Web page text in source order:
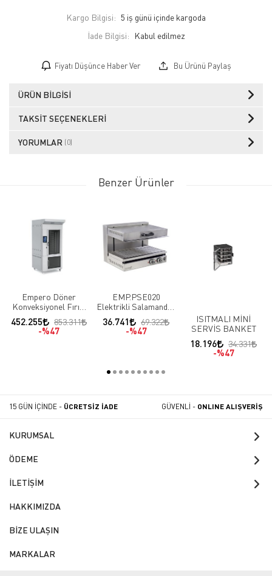
Kargo Bilgisi: 5 iş günü içinde kargoda
İade Bilgisi:
Fiyatı Düşünce Haber Ver Bu Ürünü Paylaş
ÜRÜN BILGISI
TAKSIT SEÇENEKLERI
YORUMLAR (0)
Benzer Ürünler
Empero Döner
Konveksiyonel Fırın,
99x96x224 cm,
Elektrikli
452.255
853.311
%47
EMP.PSE020
Elektrikli Salamander
Izgara
36.741
69.322
%47
ISITMALI MİNİ
SERVİS BANKET
18.196
34.331
%47
15 GÜN İÇİNDE - ÜCRETSİZ İADE GÜVENLİ - ONLINE ALIŞVERİŞ
KURUMSAL
ÖDEME
İLETİŞİM
HAKKIMIZDA
BİZE ULAŞIN
MARKALAR